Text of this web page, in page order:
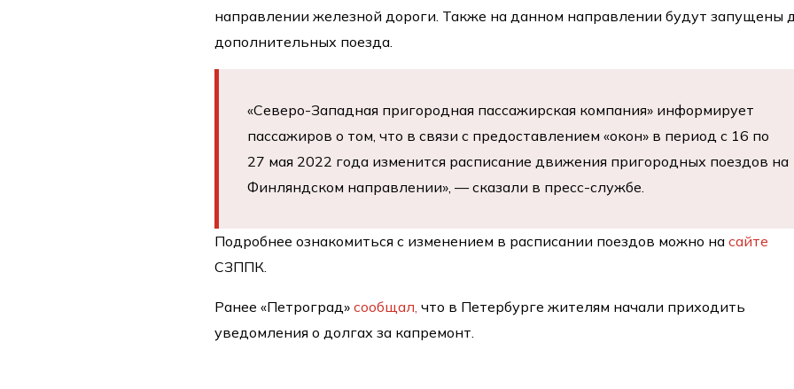
направлении железной дороги. Также на данном направлении будут запущены
дополнительных поезда.
«Северо-Западная пригородная пассажирская компания» информирует
пассажиров о том, что в связи с предоставлением «окон» в период с 16 по
27 мая 2022 года изменится расписание движения пригородных поездов на
Финляндском направлении», — сказали в пресс-службе.
Подробнее ознакомиться с изменением в расписании поездов можно насайте
СЗППК.
Ранее «Петроград»сообщал, что в Петербурге жителям начали приходить
уведомления о долгах за капремонт.